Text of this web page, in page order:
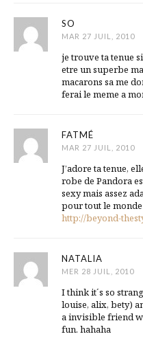
SO
MAR 27 JUIL, 2010
je trouve ta tenue
etre un superbe
macarons sa me
ferai le meme a
FATMÉ
MAR 27 JUIL, 2010
J’adore ta tenue,
robe de Pandora
sexy mais assez
pour tout le monde
http://beyond-
NATALIA
MER 28 JUIL, 2010
I think it´s so
louise, alix, bety)
a invisible friend
fun. hahaha